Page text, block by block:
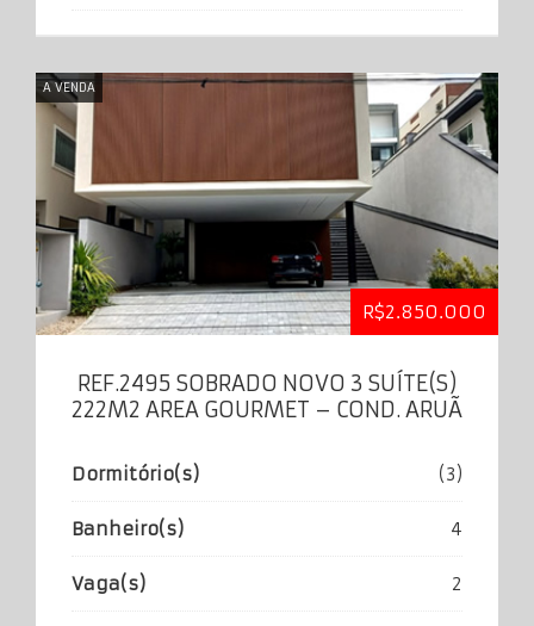
R$2.850.000
A VENDA
REF.2495 SOBRADO NOVO 3 SUÍTE(S)
222M2 AREA GOURMET – COND. ARUÃ
Dormitório(s) (3)
Banheiro(s) 4
Vaga(s) 2